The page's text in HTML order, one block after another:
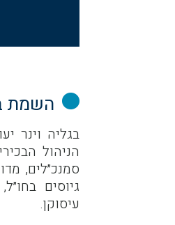
השמת
בגליה וינר
הניהול
סמנכ״לים,
גיוסים
עיסוקן.